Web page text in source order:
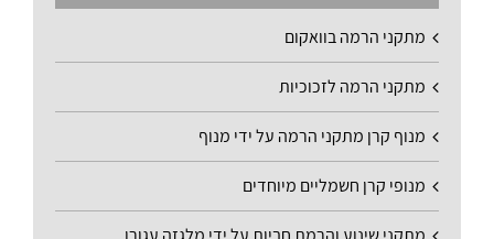
מתקני הרמה בוואקום
מתקני הרמה לזכוכיות
מנוף קרן מתקני הרמה על ידי מנוף
מנופי קרן חשמליים מיוחדים